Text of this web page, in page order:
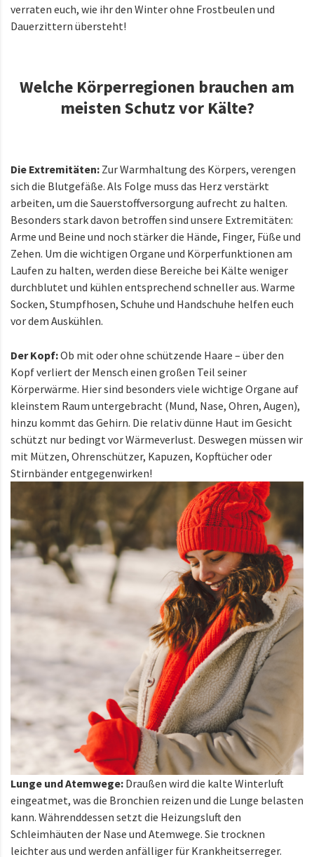
verraten euch, wie ihr den Winter ohne Frostbeulen und
Dauerzittern übersteht!
Welche Körperregionen brauchen am
meisten Schutz vor Kälte?
Die Extremitäten: Zur Warmhaltung des Körpers, verengen
sich die Blutgefäße. Als Folge muss das Herz verstärkt
arbeiten, um die Sauerstoffversorgung aufrecht zu halten.
Besonders stark davon betroffen sind unsere Extremitäten:
Arme und Beine und noch stärker die Hände, Finger, Füße und
Zehen. Um die wichtigen Organe und Körperfunktionen am
Laufen zu halten, werden diese Bereiche bei Kälte weniger
durchblutet und kühlen entsprechend schneller aus. Warme
Socken, Stumpfhosen, Schuhe und Handschuhe helfen euch
vor dem Auskühlen.
Der Kopf:Ob mit oder ohne schützende Haare – über den
Kopf verliert der Mensch einen großen Teil seiner
Körperwärme. Hier sind besonders viele wichtige Organe auf
kleinstem Raum untergebracht (Mund, Nase, Ohren, Augen),
hinzu kommt das Gehirn. Die relativ dünne Haut im Gesicht
schützt nur bedingt vor Wärmeverlust. Deswegen müssen wir
mit Mützen, Ohrenschützer, Kapuzen, Kopftücher oder
Stirnbänder entgegenwirken!
Lunge und Atemwege: Draußen wird die kalte Winterluft
eingeatmet, was die Bronchien reizen und die Lunge belasten
kann. Währenddessen setzt die Heizungsluft den
Schleimhäuten der Nase und Atemwege. Sie trocknen
leichter aus und werden anfälliger für Krankheitserreger.